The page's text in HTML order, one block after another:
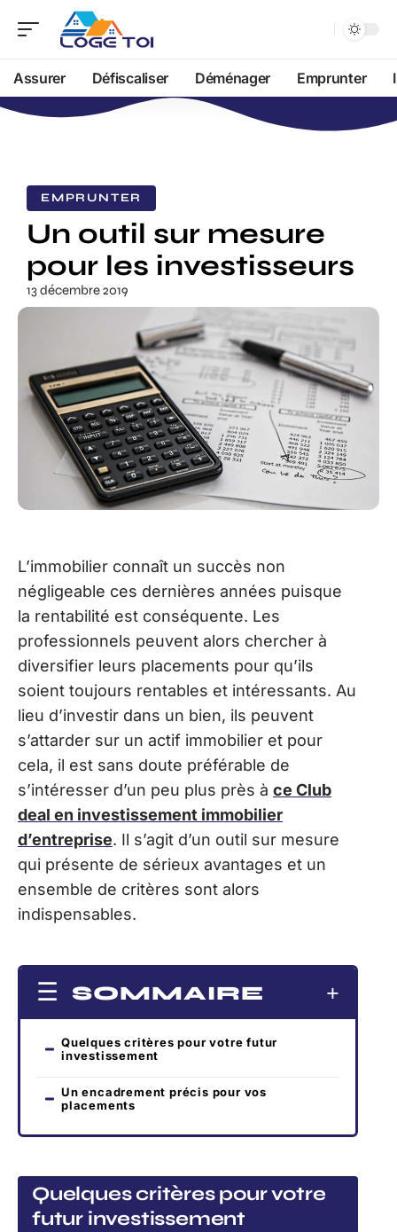
Assurer Défiscaliser Déménager Emprunter
EMPRUNTER
Un outil sur mesure
pour les investisseurs
13 décembre 2019
L’immobilier connaît un succès non
négligeable ces dernières années puisque
la rentabilité est conséquente. Les
professionnels peuvent alors chercher à
diversifier leurs placements pour qu’ils
soient toujours rentables et intéressants. Au
lieu d’investir dans un bien, ils peuvent
s’attarder sur un actif immobilier et pour
cela, il est sans doute préférable de
s’intéresser d’un peu plus près à ce Club
deal en investissement immobilier
d’entreprise. Il s’agit d’un outil sur mesure
qui présente de sérieux avantages et un
ensemble de critères sont alors
indispensables.
SOMMAIRE
Quelques critères pour votre futur
investissement
Un encadrement précis pour vos
placements
Quelques critères pour votre
futur investissement